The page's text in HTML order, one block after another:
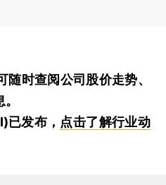
随时查阅公司股价走势、
已发布， 点击了解行业动